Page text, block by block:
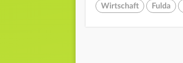
Wirtschaft Fulda